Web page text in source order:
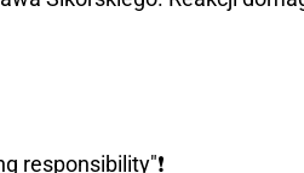
responsibility"❗